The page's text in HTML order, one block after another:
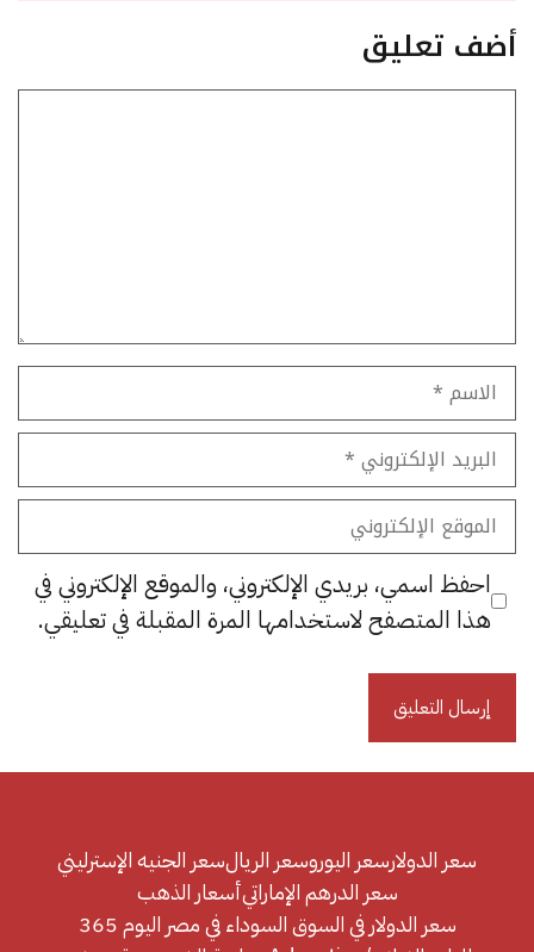
أضف تعليق
الاسم
البريد
الإلكتروني
الموقع
الإلكتروني
احفظ اسمي، بريدي الإلكتروني، والموقع الإلكتروني في
هذا المتصفح لاستخدامها المرة المقبلة في تعليقي.
سعر الدولارسعر اليوروسعر الريالسعر الجنيه الإسترليني
سعر الدرهم الإماراتيأسعار الذهب
سعر الدولار في السوق السوداء في مصر اليوم 365